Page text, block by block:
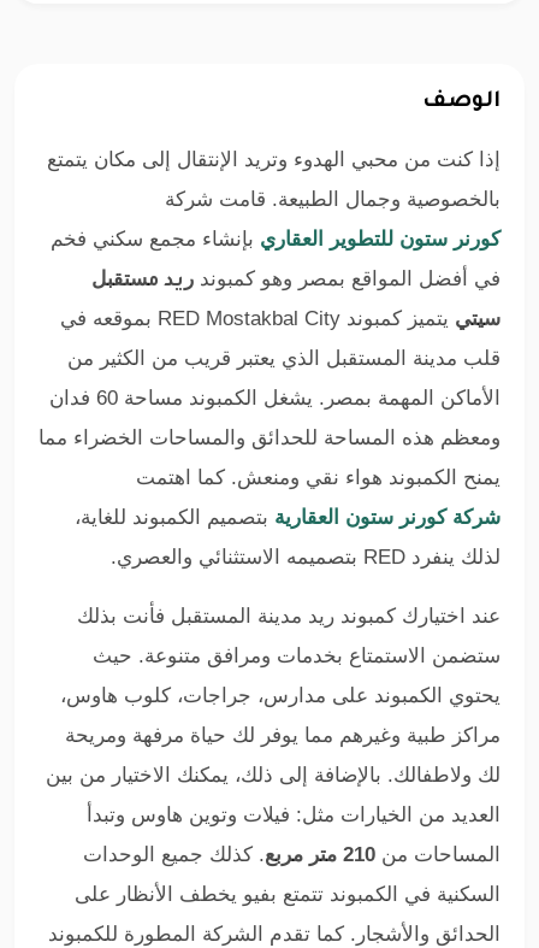
الوصف
إذا كنت من محبي الهدوء وتريد الإنتقال إلى مكان يتمتع
بالخصوصية وجمال الطبيعة. قامت شركة
كورنر ستون للتطوير العقاري بإنشاء مجمع سكني فخم
في أفضل المواقع بمصر وهو كمبوند ر يد مستقبل
سيتي
يتميز كمبوند RED Mostakbal City بموقعه في
قلب مدينة المستقبل الذي يعتبر قريب من الكثير من
الأماكن المهمة بمصر. يشغل الكمبوند مساحة 60 فدان
ومعظم هذه المساحة للحدائق والمساحات الخضراء مما
يمنح الكمبوند هواء نقي ومنعش. كما اهتمت
شركة كورنر ستون العقارية بتصميم الكمبوند للغاية،
لذلك ينفرد RED بتصميمه الاستثنائي والعصري.
عند اختيارك كمبوند ريد مدينة المستقبل فأنت بذلك
ستضمن الاستمتاع بخدمات ومرافق متنوعة. حيث
يحتوي الكمبوند على مدارس، جراجات، كلوب هاوس،
مراكز طبية وغيرهم مما يوفر لك حياة مرفهة ومريحة
لك ولاطفالك. بالإضافة إلى ذلك، يمكنك الاختيار من بين
العديد من الخيارات مثل: فيلات وتوين هاوس وتبدأ
المساحات من 210 متر مربع
. كذلك جميع الوحدات
السكنية في الكمبوند تتمتع بفيو يخطف الأنظار على
الحدائق والأشجار. كما تقدم الشركة المطورة للكمبوند